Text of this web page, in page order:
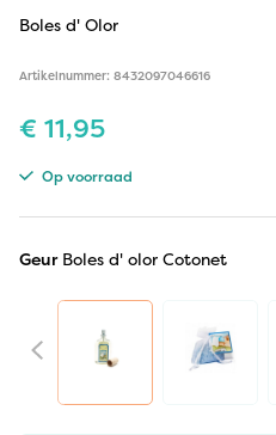
Boles d' Olor
Artikelnummer: 8432097046616
€ 11,95
Op voorraad
Geur Boles d' olor Cotonet